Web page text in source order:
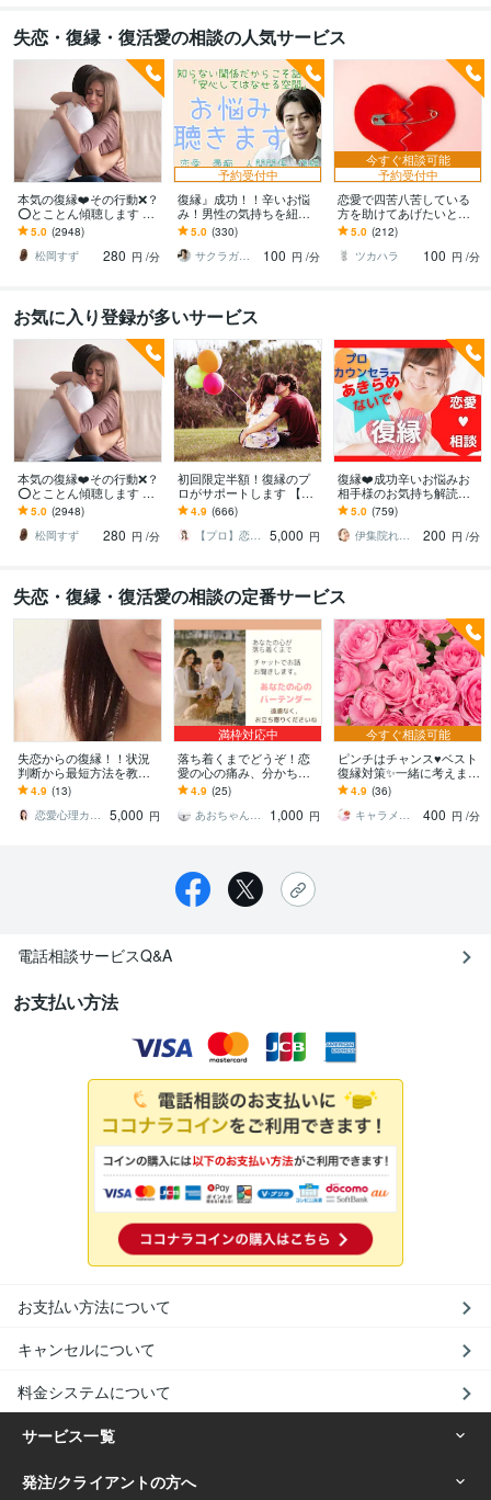
失恋・復縁・復活愛の相談の人気サービス
本気の復縁❤️その行動❌？
⭕️とことん傾聴します プ
ロカウンセラーが⭐️全力で
❤️最強☘アプローチしま
す
5.0 (2948)
松岡すず
280 円 /分
予約受付中
復縁』成功！！辛いお悩
み！男性の気持ちを紐解
きます 恋愛経験豊富心理
カウンセラーが解決への
的確アドバイス！
5.0 (330)
サクラガワ リョウ！元気の源
100 円 /分
今すぐ相談可能
予約受付中
恋愛で四苦八苦している
方を助けてあげたいと思
います 失恋を癒やし､復縁
をサポートします。
5.0 (212)
ツカハラ
100 円 /分
お気に入り登録が多いサービス
本気の復縁❤️その行動❌？
⭕️とことん傾聴します プ
ロカウンセラーが⭐️全力で
❤️最強☘アプローチしま
す
5.0 (2948)
松岡すず
280 円 /分
初回限定半額！復縁のプ
ロがサポートします 【恋
愛、復縁に悩むあなたが
「今」すべきこと！】
4.9 (666)
【プロ】恋愛復縁アドバイザー雪乃
5,000 円
復縁❤️成功辛いお悩みお
相手様のお気持ち解読し
ます 恋愛経験豊富プロ心
理カウンセラーが解決対
策の的確アドバイスを
5.0 (759)
伊集院れいか❤️癒し声
200 円 /分
失恋・復縁・復活愛の相談の定番サービス
失恋からの復縁！！状況
判断から最短方法を教え
ます プロ恋愛カウンセラ
ー【美波ゆう】が復縁の
道をお手伝いします
4.9 (13)
恋愛心理カウンセラー 美波 ゆう
5,000 円
満枠対応中
落ち着くまでどうぞ！恋
愛の心の痛み、分かち合
います 元スタバ、西麻布
のバー店員が、あなたの
心のバーテンダーに♡
4.9 (25)
あおちゃん0123
1,000 円
今すぐ相談可能
ピンチはチャンス♥️ベスト
復縁対策✨一緒に考えます
8年の実績♥️もう一度愛さ
れる未来を一緒に目指し
ましょう♥️
4.9 (36)
キャラメルティー
400 円 /分
電話相談サービスQ&A
お支払い方法
お支払い方法について
キャンセルについて
料金システムについて